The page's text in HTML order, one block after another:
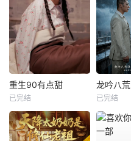
重生90有点甜
已完结
龙吟八荒
已完结